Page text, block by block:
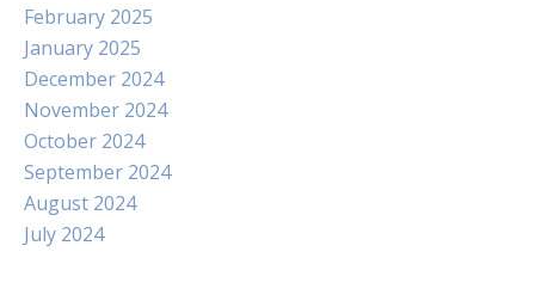
February 2025
January 2025
December 2024
November 2024
October 2024
September 2024
August 2024
July 2024